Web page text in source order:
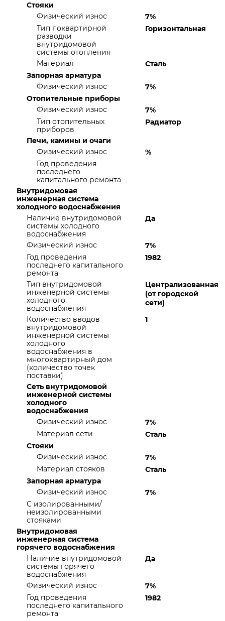
Стояки
Физический износ
7%
Тип поквартирной
разводки
внутридомовой
системы отопления
Горизонтальная
Материал
Сталь
Запорная арматура
Физический износ
7%
Отопительные приборы
Физический износ
7%
Тип отопительных
приборов
Радиатор
Печи, камины и очаги
Физический износ
%
Год проведения
последнего
капитального ремонта
Внутридомовая
инженерная система
холодного водоснабжения
Наличие внутридомовой
системы холодного
водоснабжения
Да
Физический износ
7%
Год проведения
последнего капитального
ремонта
1982
Тип внутридомовой
инженерной системы
холодного
водоснабжения
Централизованная
(от городской
сети)
Количество вводов
внутридомовой
инженерной системы
холодного
водоснабжения в
многоквартирный дом
(количество точек
поставки)
1
Сеть внутридомовой
инженерной системы
холодного
водоснабжения
Физический износ
7%
Материал сети
Сталь
Стояки
Физический износ
7%
Материал стояков
Сталь
Запорная арматура
Физический износ
7%
С изолированными/
неизолированными
стояками
Внутридомовая
инженерная система
горячего водоснабжения
Наличие внутридомовой
системы горячего
водоснабжения
Да
Физический износ
7%
Год проведения
последнего капитального
ремонта
1982